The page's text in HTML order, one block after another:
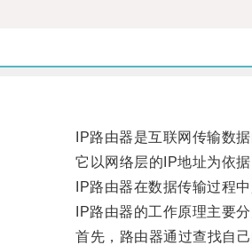
IP路由器是互联网传输数据
它以网络层的IP地址为依据
IP路由器在数据传输过程中
IP路由器的工作原理主要分
首先，路由器通过查找自己